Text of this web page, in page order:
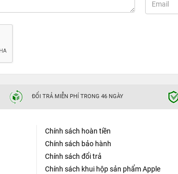
ĐỔI TRẢ MIỄN PHÍ TRONG 46 NGÀY
Chính sách hoàn tiền
Chính sách bảo hành
Chính sách đổi trả
Chính sách khui hộp sản phẩm Apple